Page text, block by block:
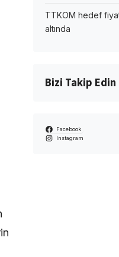
TTKOM hedef
altında
Bizi Takip Edin
Facebook
Instagram